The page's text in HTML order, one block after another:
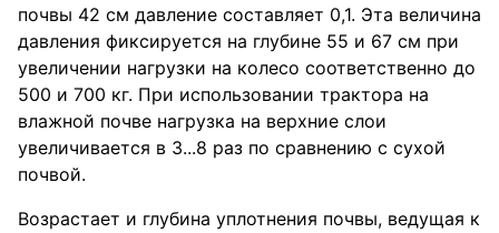
почвы 42 см давление составляет 0,1. Эта величина
давления фиксируется на глубине 55 и 67 см при
увеличении нагрузки на колесо соответственно до
500 и 700 кг. При использовании трактора на
влажной почве нагрузка на верхние слои
увеличивается в 3...8 раз по сравнению с сухой
почвой.
Возрастает и глубина уплотнения почвы, ведущая к